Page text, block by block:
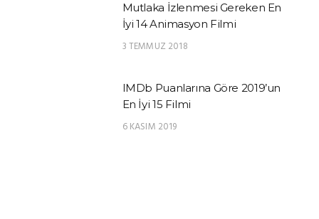
Mutlaka İzlenmesi Gereken En
İyi 14 Animasyon Filmi
3 TEMMUZ 2018
IMDb Puanlarına Göre 2019’un
En İyi 15 Filmi
6 KASIM 2019